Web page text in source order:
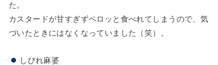
た。
カスタードが甘すぎずペロッと食べれてしまうので、気
づいたときにはなくなっていました（笑）。
しびれ麻婆